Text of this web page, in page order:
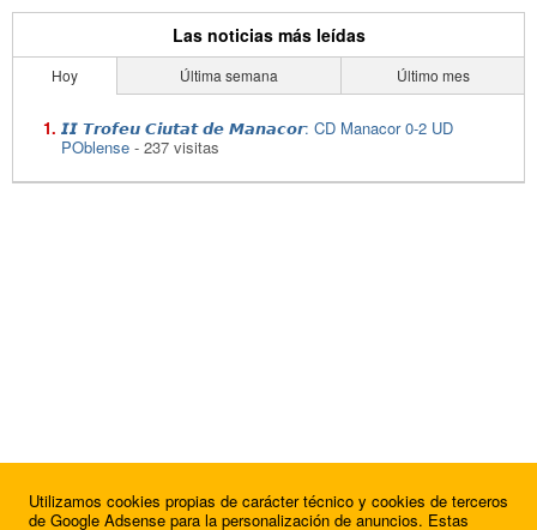
Las noticias más leídas
Hoy Última semana Último mes
𝙄𝙄 𝙏𝙧𝙤𝙛𝙚𝙪 𝘾𝙞𝙪𝙩𝙖𝙩 𝙙𝙚 𝙈𝙖𝙣𝙖𝙘𝙤𝙧: CD Manacor 0-2 UD
POblense - 237 visitas
Utilizamos cookies propias de carácter técnico y cookies de terceros
de Google Adsense para la personalización de anuncios. Estas